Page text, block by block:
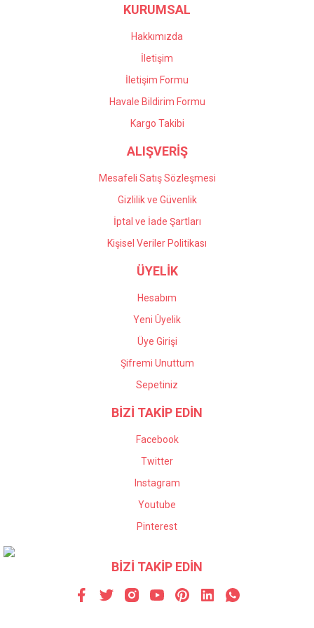
Ürün fiyatı diğer sitelerden daha pahalı.
Gönder
KURUMSAL
Hakkımızda
İletişim
İletişim Formu
Havale Bildirim Formu
Kargo Takibi
ALIŞVERİŞ
Mesafeli Satış Sözleşmesi
Gizlilik ve Güvenlik
İptal ve İade Şartları
Kişisel Veriler Politikası
ÜYELİK
Hesabım
Yeni Üyelik
Üye Girişi
Şifremi Unuttum
Sepetiniz
BİZİ TAKİP EDİN
Facebook
Twitter
Instagram
Youtube
Pinterest
BİZİ TAKİP EDİN